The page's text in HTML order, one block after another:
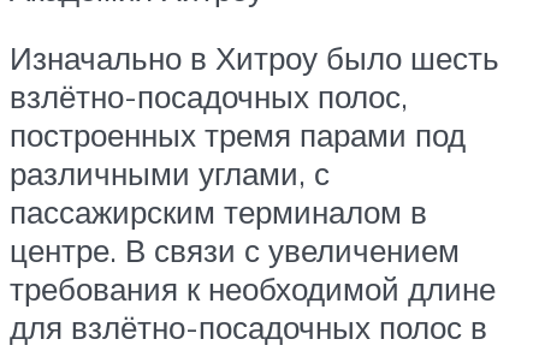
Изначально в Хитроу было шесть
взлётно-посадочных полос,
построенных тремя парами под
различными углами, с
пассажирским терминалом в
центре. В связи с увеличением
требования к необходимой длине
для взлётно-посадочных полос в